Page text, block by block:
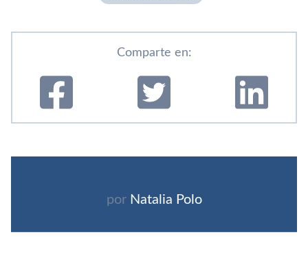
Comparte en:
por Natalia Polo